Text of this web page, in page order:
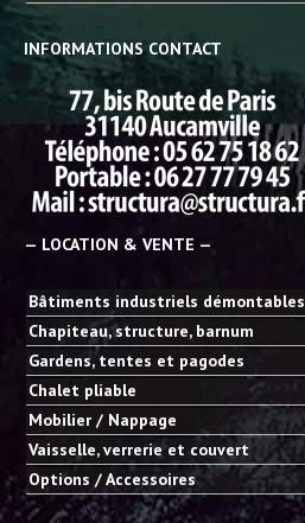
INFORMATIONS CONTACT
— LOCATION & VENTE —
Bâtiments industriels démontables
Chapiteau, structure, barnum
Gardens, tentes et pagodes
Chalet pliable
Mobilier / Nappage
Vaisselle, verrerie et couvert
Options / Accessoires